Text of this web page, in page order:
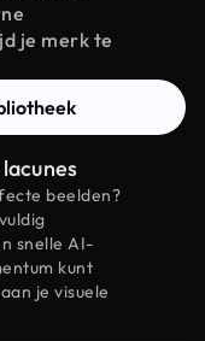
je merk te
beelden?
snelle AI-
kunt
je visuele